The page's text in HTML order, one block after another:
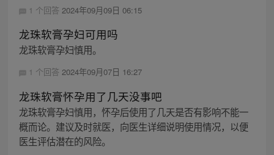
1 个回答 2024年09月09日 06:15
龙珠软膏孕妇可用吗
龙珠软膏孕妇慎用。
1 个回答 2024年09月07日 16:27
龙珠软膏怀孕用了几天没事吧
龙珠软膏孕妇慎用，怀孕后使用了几天是否有影响不能一
概而论。建议及时就医，向医生详细说明使用情况，以便
医生评估潜在的风险。